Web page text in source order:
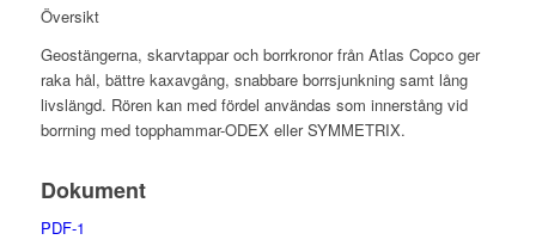
Översikt
Geostängerna, skarvtappar och borrkronor från Atlas Copco ger
raka hål, bättre kaxavgång, snabbare borrsjunkning samt lång
livslängd. Rören kan med fördel användas som innerstång vid
borrning med topphammar-ODEX eller SYMMETRIX.
Dokument
PDF-1